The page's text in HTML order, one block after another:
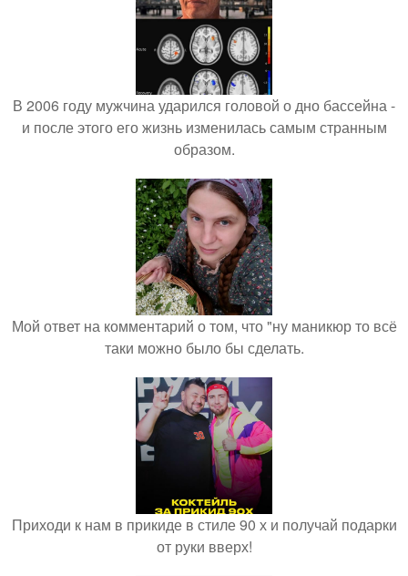
В 2006 году мужчина ударился головой о дно бассейна -
и после этого его жизнь изменилась самым странным
образом.
Мой ответ на комментарий о том, что "ну маникюр то всё
таки можно было бы сделать.
Приходи к нам в прикиде в стиле 90 х и получай подарки
от руки вверх!